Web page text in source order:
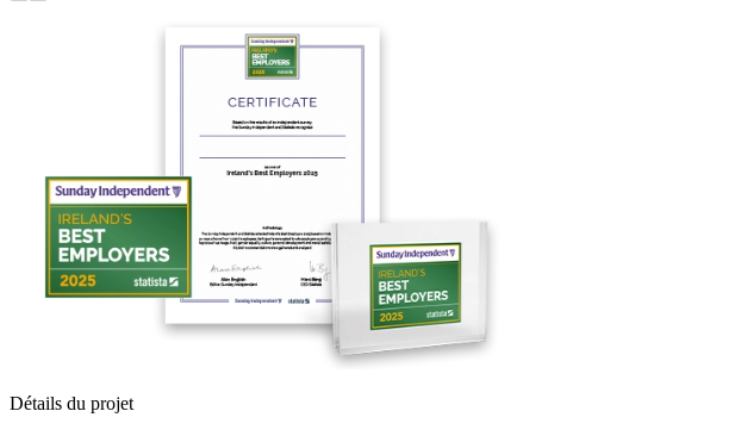
Détails du projet